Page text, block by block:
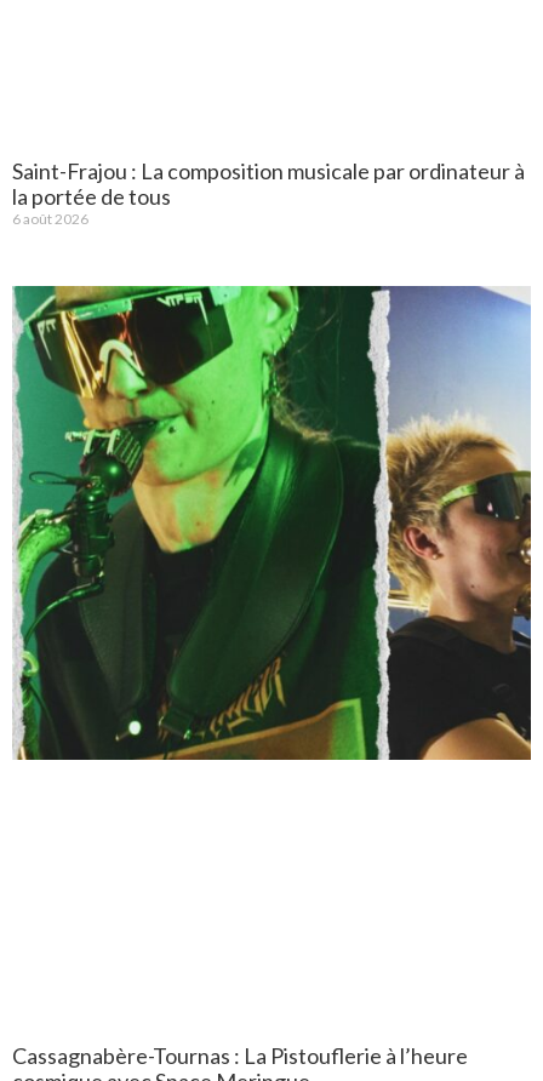
Saint-Frajou : La composition musicale par ordinateur à
la portée de tous
6 août 2026
Cassagnabère-Tournas : La Pistouflerie à l’heure